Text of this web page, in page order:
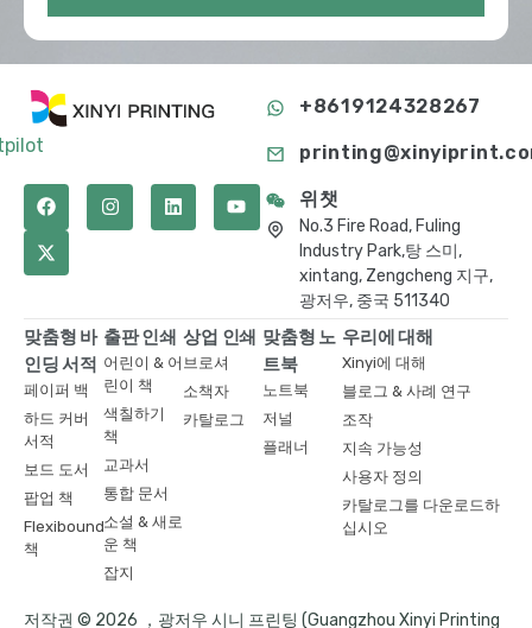
+8619124328267
위챗
No.3 Fire Road, Fuling
Industry Park,탕 스미,
xintang, Zengcheng 지구,
광저우, 중국 511340
맞춤형 바
인딩 서적
페이퍼 백
하드 커버
서적
보드 도서
팝업 책
Flexibound
책
출판 인쇄
어린이 & 어
린이 책
색칠하기
책
교과서
통합 문서
소설 & 새로
운 책
잡지
상업 인쇄
브로셔
소책자
카탈로그
맞춤형 노
트북
노트북
저널
플래너
우리에 대해
Xinyi에 대해
블로그 & 사례 연구
조작
지속 가능성
사용자 정의
카탈로그를 다운로드하
십시오
저작권 © 2026 ，광저우 시니 프린팅 (Guangzhou Xinyi Printing